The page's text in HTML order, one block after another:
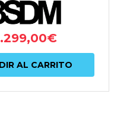
€
AL CARRITO